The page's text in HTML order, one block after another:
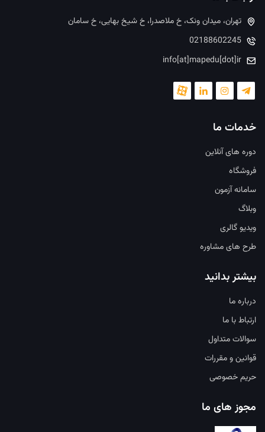
تهران، میدان ونک، خ ملاصدرا، خ شیخ بهایی، خ سامان
02188602245
info[at]mapedu[dot]ir
خدمات ما
دوره های آنلاین
فروشگاه
سامانه آزمون
وبلاگ
ویدیو گالری
طرح های مشاوره
بیشتر بدانید
درباره ما
ارتباط با ما
سوالات متداول
قوانین و مقررات
حریم خصوصی
مجوز های ما